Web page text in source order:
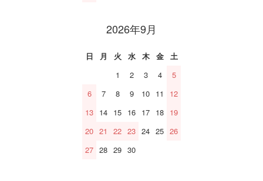
2026年9月
日 月 火 水 木 金
土
1
2 3 4
5
6
7 8 9 10 11
12
13 14 15 16 17 18 19
20 21 22 23 24 25 26
27 28 29 30